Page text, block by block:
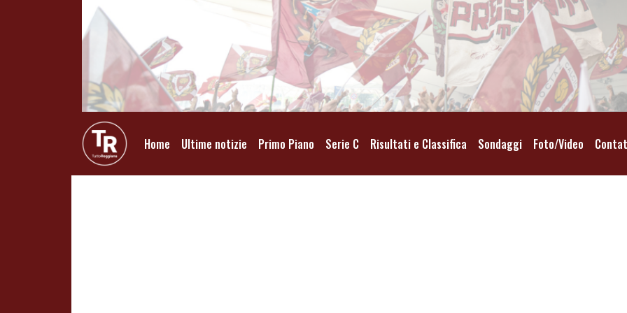
Home Ultime notizie Primo Piano Serie C Risultati e Classifica Sondaggi Foto/Video